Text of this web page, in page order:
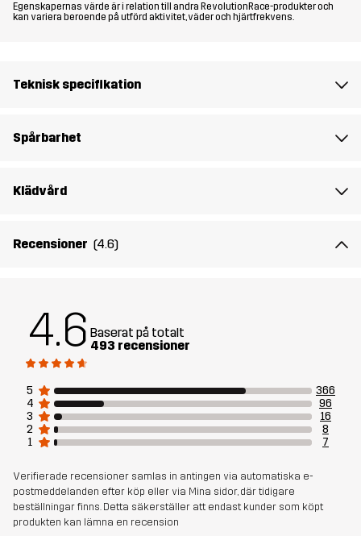
Material 1 88% Polyamid (Återvunnen), 12% Elastan
Artikelnummer 10721_2001
Egenskapernas värde är i relation till andra RevolutionRace-produkter och
kan variera beroende på utförd aktivitet, väder och hjärtfrekvens.
Teknisk specifikation
Spårbarhet
Klädvård
Recensioner (4.6)
4.6 Baserat på totalt
493 recensioner
5
366
4
96
3
16
2
8
1
7
Verifierade recensioner samlas in antingen via automatiska e-
postmeddelanden efter köp eller via Mina sidor, där tidigare
beställningar finns. Detta säkerställer att endast kunder som köpt
produkten kan lämna en recension